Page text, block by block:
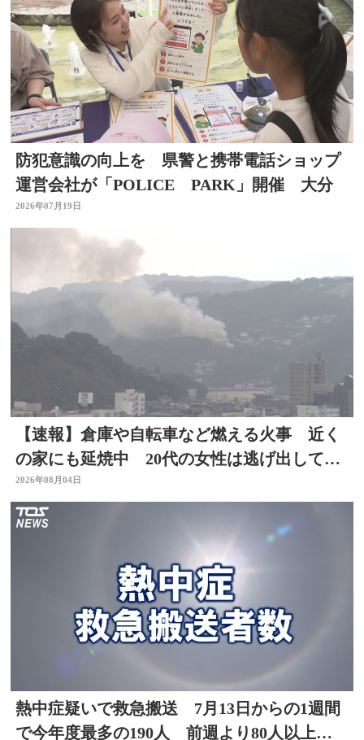
防犯意識の向上を 県警と携帯電話ショップ
運営会社が「POLICE PARK」開催 大分
2026年07月19日
【速報】倉庫や自転車など燃える火事 近く
の家にも延焼中 20代の女性は逃げ出して無
事 大分
2026年08月04日
熱中症疑いで救急搬送 7月13日からの1週間
で今年度最多の190人 前週より80人以上